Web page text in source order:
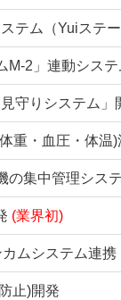
テム（Yuiステ
M-2」連動シス
守りシステム」
重・血圧・体温
の集中管理シス
(業界初)
ムシステム連携
止)開発